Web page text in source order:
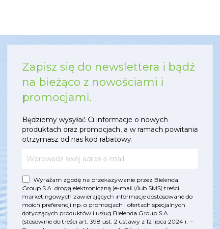
Zapisz się do newslettera i bądź
na bieżąco z nowościami i
promocjami.
Będziemy wysyłać Ci informacje o nowych
produktach oraz promocjach, a w ramach powitania
otrzymasz od nas kod rabatowy.
Wyrażam zgodę na przekazywanie przez Bielenda
Group S.A. drogą elektroniczną (e-mail i/lub SMS) treści
marketingowych zawierających informacje dostosowane do
moich preferencji np. o promocjach i ofertach specjalnych
dotyczących produktów i usług Bielenda Group S.A.
(stosownie do treści art. 398 ust. 2 ustawy z 12 lipca 2024 r. –